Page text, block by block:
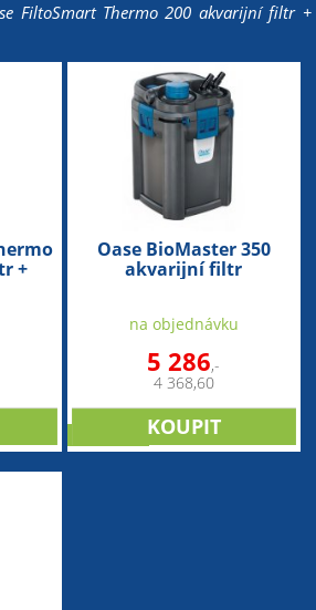
FiltoSmart Thermo 200 akvarijní filtr +
+
Oase BioMaster 350
akvarijní filtr
na objednávku
5 286,-
4 368,60